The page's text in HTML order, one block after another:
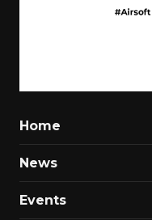
Home
News
Events